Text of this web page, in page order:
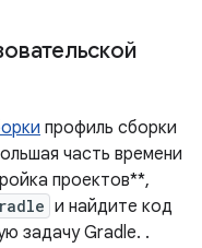
профиль сборки
часть времени
проектов**,
и найдите код
задачу Gradle. .